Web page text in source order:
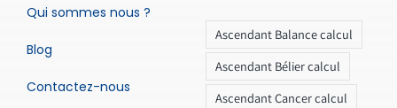
Qui sommes nous ?
Blog
Contactez-nous
Ascendant Balance calcul
Ascendant Bélier calcul
Ascendant Cancer calcul